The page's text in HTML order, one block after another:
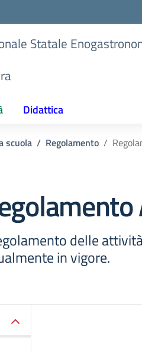
Statale
Didattica
scuola Regolamento
delle
in vigore.